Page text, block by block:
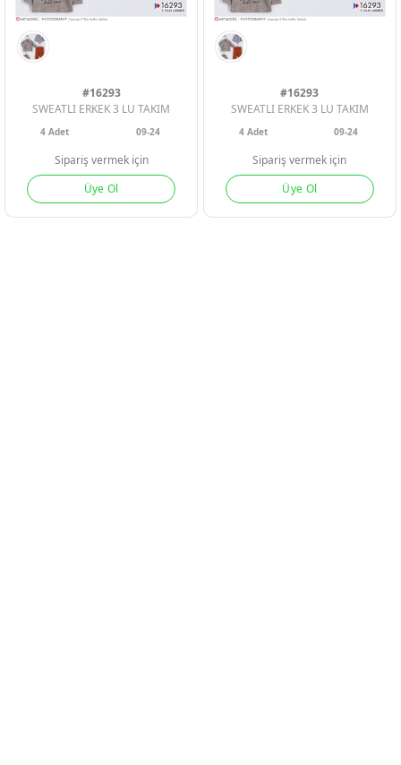
#16293
SWEATLI ERKEK 3 LU TAKIM
4Adet 09-24
Sipariş vermek için
Üye Ol
#16293
SWEATLI ERKEK 3 LU TAKIM
4 Adet 09-24
Sipariş vermek için
Üye Ol